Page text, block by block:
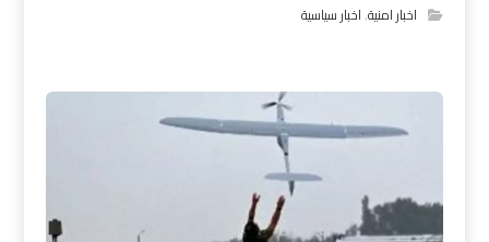
اخبار امنية,اخبار سياسية